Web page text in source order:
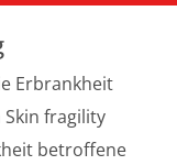
Erbrankheit
Skin fragility
betroffene